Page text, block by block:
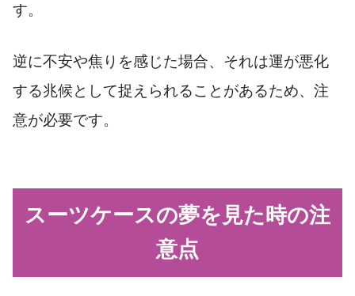
す。
逆に不安や焦りを感じた場合、それは運が悪化
する兆候として捉えられることがあるため、注
意が必要です。
スーツケースの夢を見た時の注
意点